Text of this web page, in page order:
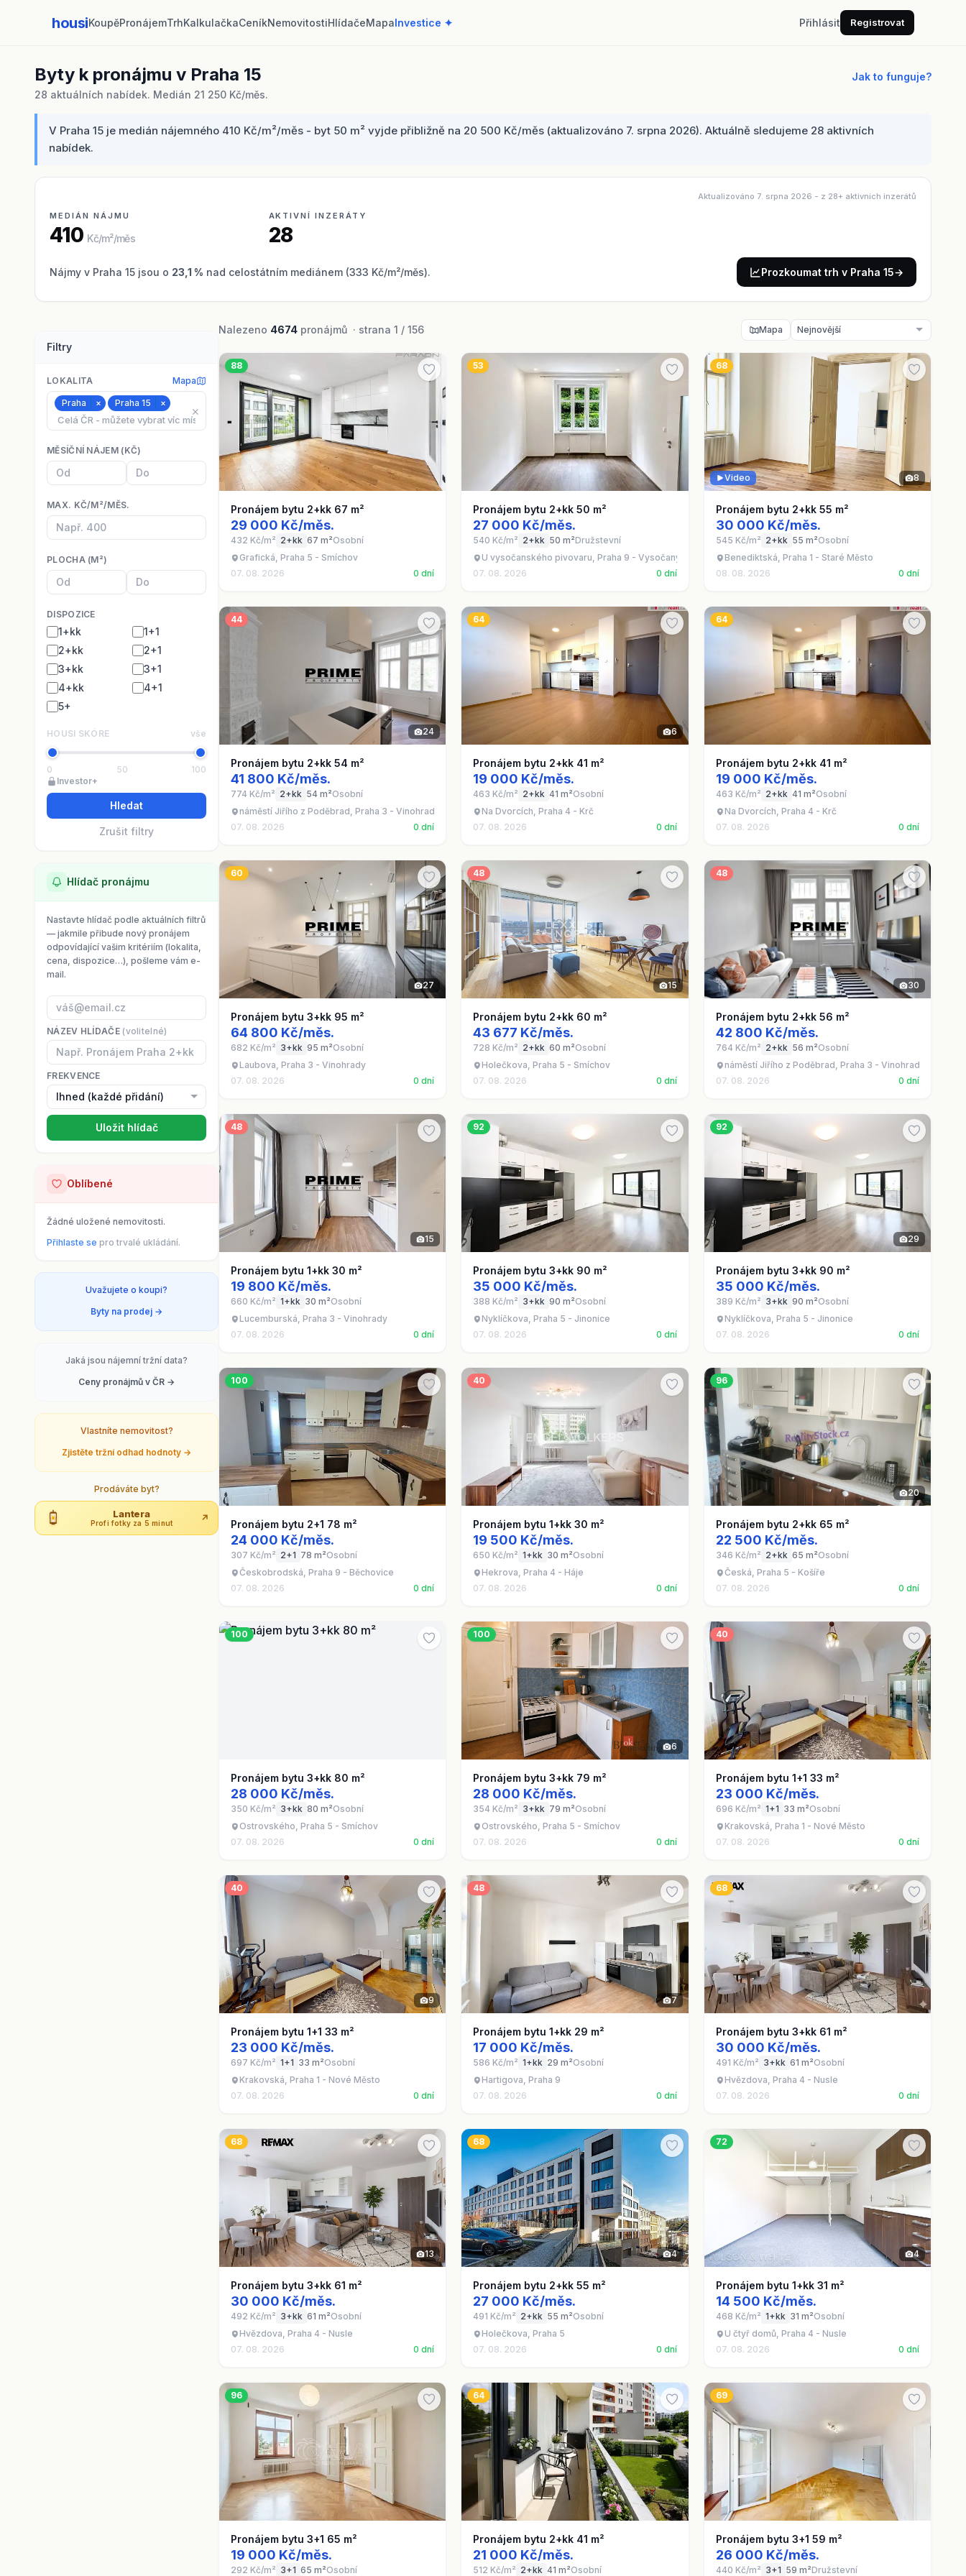
housiKoupěPronájemTrhKalkulačkaCeníkNemovitostiHlídačeMapaInvestice ✦ Přihlásit Registrovat
Byty k pronájmu v Praha 15
Jak to funguje?
28 aktuálních nabídek. Medián 21 250 Kč/měs.
V Praha 15 je medián nájemného 410 Kč/m²/měs - byt 50 m² vyjde přibližně na 20 500 Kč/měs (aktualizováno 7. srpna 2026). Aktuálně sledujeme 28 aktivních
nabídek.
Aktualizováno 7. srpna 2026 - z 28+ aktivních inzerátů
MEDIÁN NÁJMU
410 Kč/m²/měs
AKTIVNÍ INZERÁTY
28
Nájmy v Praha 15 jsou o 23,1 % nad celostátním mediánem (333 Kč/m²/měs). Prozkoumat trh v Praha 15→
Filtry
LOKALITA Mapa
Praha × Praha 15 ×
⨯
MĚSÍČNÍ NÁJEM (KČ)
MAX. KČ/M²/MĚS.
PLOCHA (M²)
DISPOZICE
1+kk
1+1
2+kk
2+1
3+kk
3+1
4+kk
4+1
5+
HOUSI SKÓRE vše
0 50
100
Investor+
Hledat
Zrušit filtry
Hlídač pronájmu
Nastavte hlídač podle aktuálních filtrů
— jakmile přibude nový pronájem
odpovídající vašim kritériím (lokalita,
cena, dispozice…), pošleme vám e-
mail.
NÁZEV HLÍDAČE (volitelné)
FREKVENCE
Uložit hlídač
Oblíbené
Žádné uložené nemovitosti.
Přihlaste se pro trvalé ukládání.
Uvažujete o koupi?
Byty na prodej →
Jaká jsou nájemní tržní data?
Ceny pronájmů v ČR →
Vlastníte nemovitost?
Zjistěte tržní odhad hodnoty →
Prodáváte byt?
Lantera
Profi fotky za 5 minut ↗
Nalezeno 4674 pronájmů · strana 1 / 156 Mapa
88
Pronájem bytu 2+kk 67 m²
29 000 Kč/měs.
432 Kč/m² 2+kk 67 m²Osobní
Grafická, Praha 5 - Smíchov
07. 08. 2026
0 dní
53
Pronájem bytu 2+kk 50 m²
27 000 Kč/měs.
540 Kč/m² 2+kk 50 m²Družstevní
U vysočanského pivovaru, Praha 9 - Vysočany
07. 08. 2026
0 dní
68
8
Video
Pronájem bytu 2+kk 55 m²
30 000 Kč/měs.
545 Kč/m² 2+kk 55 m²Osobní
Benediktská, Praha 1 - Staré Město
08. 08. 2026
0 dní
44
24
Pronájem bytu 2+kk 54 m²
41 800 Kč/měs.
774 Kč/m² 2+kk 54 m²Osobní
náměstí Jiřího z Poděbrad, Praha 3 - Vinohrady
07. 08. 2026
0 dní
64
6
Pronájem bytu 2+kk 41 m²
19 000 Kč/měs.
463 Kč/m² 2+kk 41 m²Osobní
Na Dvorcích, Praha 4 - Krč
07. 08. 2026
0 dní
64
Pronájem bytu 2+kk 41 m²
19 000 Kč/měs.
463 Kč/m² 2+kk 41 m²Osobní
Na Dvorcích, Praha 4 - Krč
07. 08. 2026
0 dní
60
27
Pronájem bytu 3+kk 95 m²
64 800 Kč/měs.
682 Kč/m² 3+kk 95 m²Osobní
Laubova, Praha 3 - Vinohrady
07. 08. 2026
0 dní
48
15
Pronájem bytu 2+kk 60 m²
43 677 Kč/měs.
728 Kč/m² 2+kk 60 m²Osobní
Holečkova, Praha 5 - Smíchov
07. 08. 2026
0 dní
48
30
Pronájem bytu 2+kk 56 m²
42 800 Kč/měs.
764 Kč/m² 2+kk 56 m²Osobní
náměstí Jiřího z Poděbrad, Praha 3 - Vinohrady
07. 08. 2026
0 dní
48
15
Pronájem bytu 1+kk 30 m²
19 800 Kč/měs.
660 Kč/m² 1+kk 30 m²Osobní
Lucemburská, Praha 3 - Vinohrady
07. 08. 2026
0 dní
92
Pronájem bytu 3+kk 90 m²
35 000 Kč/měs.
388 Kč/m² 3+kk 90 m²Osobní
Nyklíčkova, Praha 5 - Jinonice
07. 08. 2026
0 dní
92
29
Pronájem bytu 3+kk 90 m²
35 000 Kč/měs.
389 Kč/m² 3+kk 90 m²Osobní
Nyklíčkova, Praha 5 - Jinonice
07. 08. 2026
0 dní
100
Pronájem bytu 2+1 78 m²
24 000 Kč/měs.
307 Kč/m² 2+1 78 m²Osobní
Českobrodská, Praha 9 - Běchovice
07. 08. 2026
0 dní
40
Pronájem bytu 1+kk 30 m²
19 500 Kč/měs.
650 Kč/m² 1+kk 30 m²Osobní
Hekrova, Praha 4 - Háje
07. 08. 2026
0 dní
96
20
Pronájem bytu 2+kk 65 m²
22 500 Kč/měs.
346 Kč/m² 2+kk 65 m²Osobní
Česká, Praha 5 - Košíře
07. 08. 2026
0 dní
100
Pronájem bytu 3+kk 80 m²
28 000 Kč/měs.
350 Kč/m² 3+kk 80 m²Osobní
Ostrovského, Praha 5 - Smíchov
07. 08. 2026
0 dní
100
6
Pronájem bytu 3+kk 79 m²
28 000 Kč/měs.
354 Kč/m² 3+kk 79 m²Osobní
Ostrovského, Praha 5 - Smíchov
07. 08. 2026
0 dní
40
Pronájem bytu 1+1 33 m²
23 000 Kč/měs.
696 Kč/m² 1+1 33 m²Osobní
Krakovská, Praha 1 - Nové Město
07. 08. 2026
0 dní
40
9
Pronájem bytu 1+1 33 m²
23 000 Kč/měs.
697 Kč/m² 1+1 33 m²Osobní
Krakovská, Praha 1 - Nové Město
07. 08. 2026
0 dní
48
7
Pronájem bytu 1+kk 29 m²
17 000 Kč/měs.
586 Kč/m² 1+kk 29 m²Osobní
Hartigova, Praha 9
07. 08. 2026
0 dní
68
Pronájem bytu 3+kk 61 m²
30 000 Kč/měs.
491 Kč/m² 3+kk 61 m²Osobní
Hvězdova, Praha 4 - Nusle
07. 08. 2026
0 dní
68
13
Pronájem bytu 3+kk 61 m²
30 000 Kč/měs.
492 Kč/m² 3+kk 61 m²Osobní
Hvězdova, Praha 4 - Nusle
07. 08. 2026
0 dní
68
4
Pronájem bytu 2+kk 55 m²
27 000 Kč/měs.
491 Kč/m² 2+kk 55 m²Osobní
Holečkova, Praha 5
07. 08. 2026
0 dní
72
4
Pronájem bytu 1+kk 31 m²
14 500 Kč/měs.
468 Kč/m² 1+kk 31 m²Osobní
U čtyř domů, Praha 4 - Nusle
07. 08. 2026
0 dní
96
Pronájem bytu 3+1 65 m²
19 000 Kč/měs.
292 Kč/m² 3+1 65 m²Osobní
64
Pronájem bytu 2+kk 41 m²
21 000 Kč/měs.
512 Kč/m² 2+kk 41 m²Osobní
69
Pronájem bytu 3+1 59 m²
26 000 Kč/měs.
440 Kč/m² 3+1 59 m²Družstevní